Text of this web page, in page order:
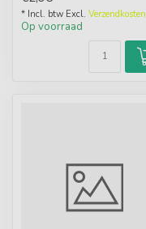
* Incl. btw Excl. Verzendkosten
Op voorraad